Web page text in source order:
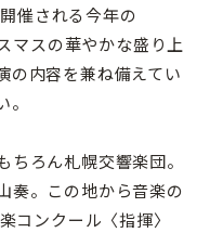
催される今年の
マスの華やかな盛り上
の内容を兼ね備えてい
ろん札幌交響楽団。
奏。この地から音楽の
コンクール〈指揮〉